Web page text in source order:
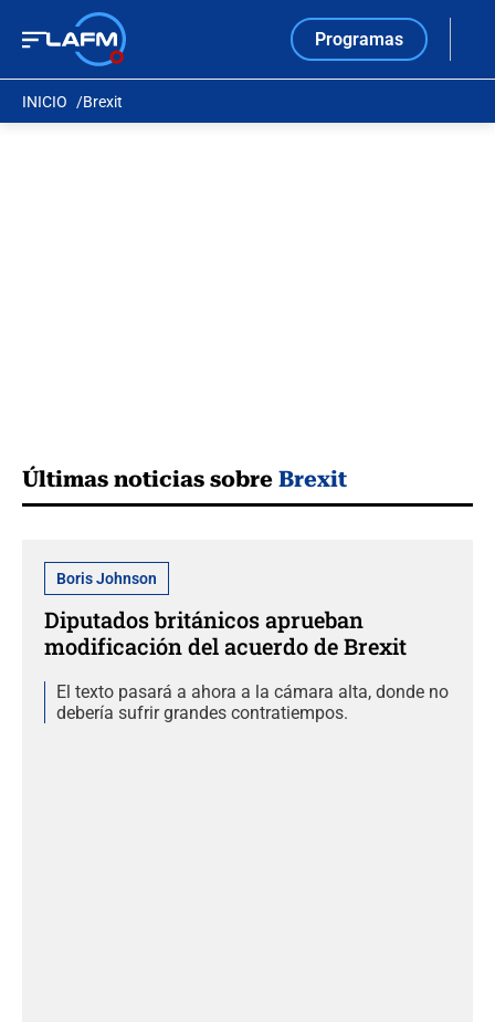
Programas
INICIO Brexit
Últimas noticias sobre Brexit
Boris Johnson
Diputados británicos aprueban
modificación del acuerdo de Brexit
El texto pasará a ahora a la cámara alta, donde no
debería sufrir grandes contratiempos.